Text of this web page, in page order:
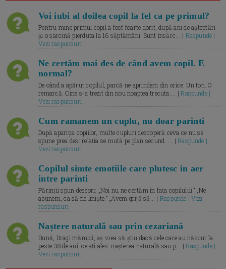
Voi iubi al doilea copil la fel ca pe primul?
Pentru mine primul copil a fost foarte dorit, după ani de așteptări
și o sarcină pierduta la 16 săptămâni. Sunt însărc... | Raspunde |
Vezi raspunsuri
Ne certăm mai des de când avem copil. E
normal?
De când a apărut copilul, parcă ne aprindem din orice. Un ton. O
remarcă. Cine s-a trezit din nou noaptea trecuta.... |Raspunde |
Vezi raspunsuri
Cum ramanem un cuplu, nu doar parinti
După apariția copiilor, multe cupluri descoperă ceva ce nu se
spune prea des: relația se mută pe plan secund. ... |Raspunde |
Vezi raspunsuri
Copilul simte emotiile care plutesc in aer
intre parinti
Părinții spun deseori: „Noi nu ne certăm în fața copilului.” „Ne
abținem, ca să fie liniște.” „Avem grijă să... | Raspunde | Vezi
raspunsuri
Naștere naturală sau prin cezariană
Bună, Dragi mămici, aș vrea să știu dacă cele care au născut la
peste 38 de ani, ce ați ales: nașterea naturală sau p... |Raspunde |
Vezi raspunsuri